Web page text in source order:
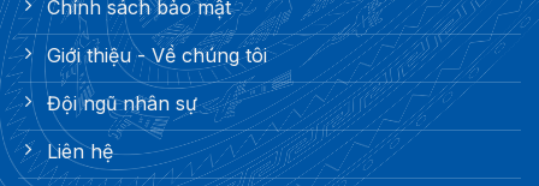
Chính sách bảo mật
Giới thiệu - Về chúng tôi
Đội ngũ nhân sự
Liên hệ